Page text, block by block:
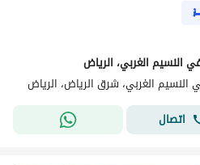
النسيم الغربي، الرياض
النسيم الغربي، شرق الرياض، الرياض
اتصال